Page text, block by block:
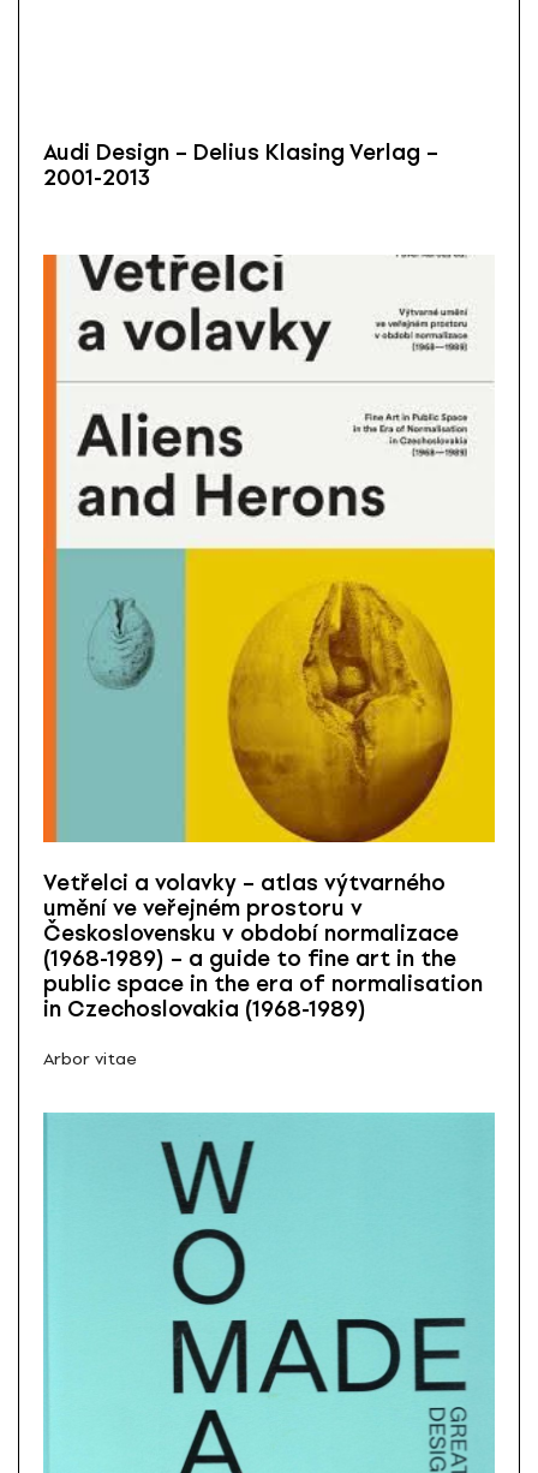
Audi Design – Delius Klasing Verlag –
2001-2013
Vetřelci a volavky – atlas výtvarného
umění ve veřejném prostoru v
Československu v období normalizace
(1968-1989) – a guide to fine art in the
public space in the era of normalisation
in Czechoslovakia (1968-1989)
Arbor vitae